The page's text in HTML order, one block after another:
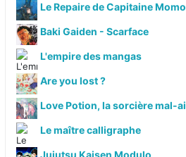
Le Repaire de Capitaine Momo
Baki Gaiden - Scarface
L'empire des mangas
Are you lost ?
Le maître calligraphe
Jujutsu Kaisen Modulo